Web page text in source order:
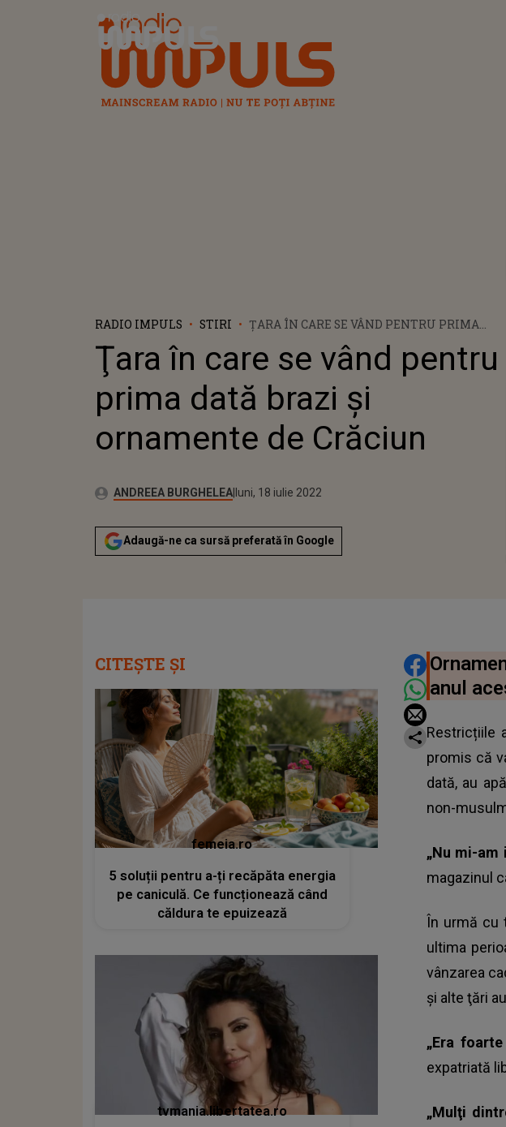
Radio Impuls
RADIO IMPULS STIRI
ŢARA ÎN CARE SE VÂND PENTRU PRIMA
Ţara în care se vând pentru
prima dată brazi şi
ornamente de Crăciun
Autor:ANDREEA BURGHELEAPublicat:
marți, 22 decembrie 2020
Actualizat:
luni, 18 iulie 2022
Adaugă-ne ca sursă preferată în Google
anul
Restricțiile
promis că
dată, au
non-
„Nu mi-
magazinul
În urmă cu
ultima
vânzarea
şi alte ţări
„Era
expatriată
„Mulţi
CITEȘTE ȘI
femeia.ro
5 soluții pentru a-ți recăpăta energia
pe caniculă. Ce funcționează când
căldura te epuizează
tvmania.libertatea.ro